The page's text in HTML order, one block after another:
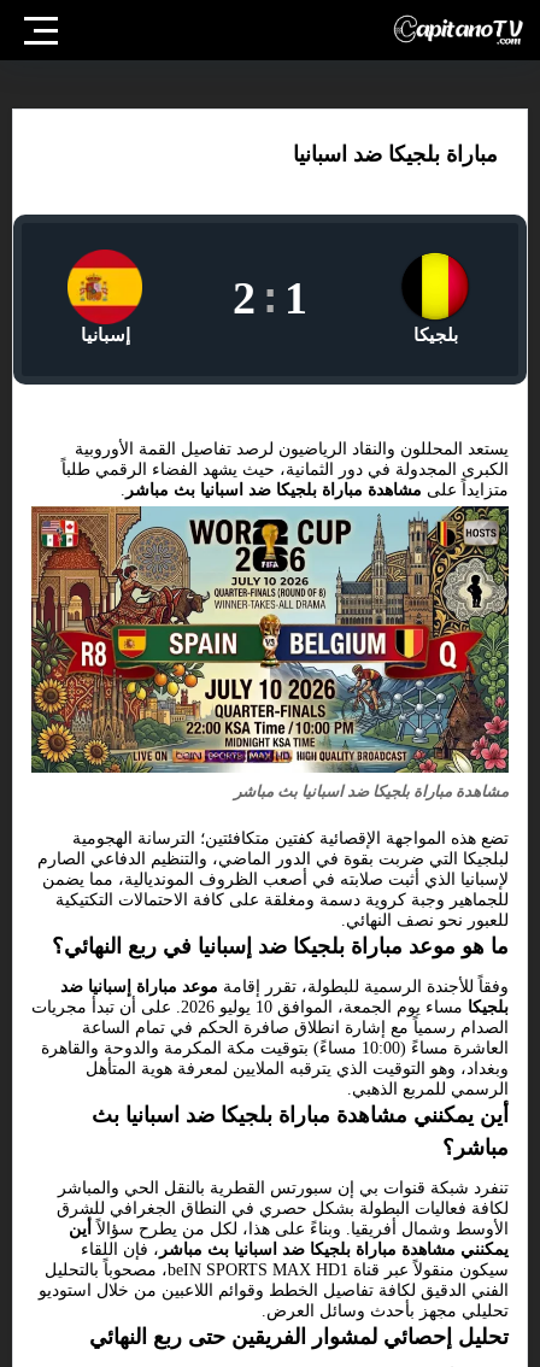
مباراة بلجيكا ضد اسبانيا
بلجيكا
1
:
2
إسبانيا
يستعد المحللون والنقاد الرياضيون لرصد تفاصيل القمة الأوروبية
الكبرى المجدولة في دور الثمانية، حيث يشهد الفضاء الرقمي طلباً
متزايداً على مشاهدة مباراة بلجيكا ضد اسبانيا بث مباشر .
مشاهدة مباراة بلجيكا ضد اسبانيا بث مباشر
تضع هذه المواجهة الإقصائية كفتين متكافئتين؛ الترسانة الهجومية
لبلجيكا التي ضربت بقوة في الدور الماضي، والتنظيم الدفاعي الصارم
لإسبانيا الذي أثبت صلابته في أصعب الظروف المونديالية، مما يضمن
للجماهير وجبة كروية دسمة ومغلقة على كافة الاحتمالات التكتيكية
للعبور نحو نصف النهائي.
ما هو موعد مباراة بلجيكا ضد إسبانيا في ربع النهائي؟
وفقاً للأجندة الرسمية للبطولة، تقرر إقامة موعد مباراة إسبانيا ضد
بلجيكا
مساء يوم الجمعة، الموافق 10 يوليو 2026. على أن تبدأ مجريات
الصدام رسمياً مع إشارة انطلاق صافرة الحكم في تمام الساعة
العاشرة مساءً (10:00 مساءً) بتوقيت مكة المكرمة والدوحة والقاهرة
وبغداد، وهو التوقيت الذي يترقبه الملايين لمعرفة هوية المتأهل
الرسمي للمربع الذهبي.
أين يمكنني مشاهدة مباراة بلجيكا ضد اسبانيا بث
مباشر؟
تنفرد شبكة قنوات بي إن سبورتس القطرية بالنقل الحي والمباشر
لكافة فعاليات البطولة بشكل حصري في النطاق الجغرافي للشرق
الأوسط وشمال أفريقيا. وبناءً على هذا، لكل من يطرح سؤالاً أين
يمكنني مشاهدة مباراة بلجيكا ضد اسبانيا بث مباشر ، فإن اللقاء
سيكون منقولاً عبر قناة beIN SPORTS MAX HD1، مصحوباً بالتحليل
الفني الدقيق لكافة تفاصيل الخطط وقوائم اللاعبين من خلال استوديو
تحليلي مجهز بأحدث وسائل العرض.
تحليل إحصائي لمشوار الفريقين حتى ربع النهائي